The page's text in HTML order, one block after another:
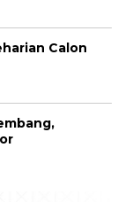
Calon